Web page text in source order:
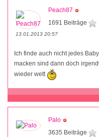
Peach87
1691 Beiträge
13.01.2013 20:57
Ich finde auch nicht jedes
macken sind dann doch
wieder wett
Palo
3635 Beiträge